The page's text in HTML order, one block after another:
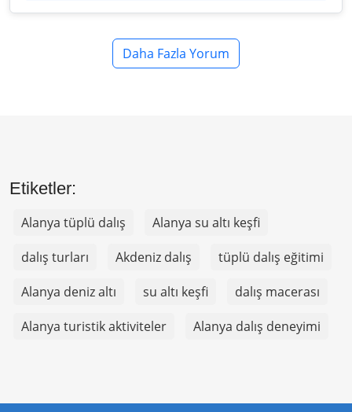
Daha Fazla Yorum
Etiketler:
Alanya tüplü dalış
Alanya su altı keşfi
dalış turları
Akdeniz dalış
tüplü dalış eğitimi
Alanya deniz altı
su altı keşfi
dalış macerası
Alanya turistik aktiviteler
Alanya dalış deneyimi